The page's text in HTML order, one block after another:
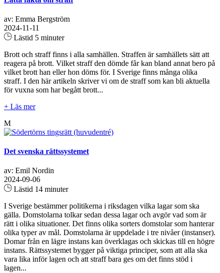
av: Emma Bergström
2024-11-11
Lästid 5 minuter
Brott och straff finns i alla samhällen. Straffen är samhällets sätt att
reagera på brott. Vilket straff den dömde får kan bland annat bero på
vilket brott han eller hon döms för. I Sverige finns många olika
straff. I den här artikeln skriver vi om de straff som kan bli aktuella
för vuxna som har begått brott...
+ Läs mer
M
Det svenska rättssystemet
av: Emil Nordin
2024-09-06
Lästid 14 minuter
I Sverige bestämmer politikerna i riksdagen vilka lagar som ska
gälla. Domstolarna tolkar sedan dessa lagar och avgör vad som är
rätt i olika situationer. Det finns olika sorters domstolar som hanterar
olika typer av mål. Domstolarna är uppdelade i tre nivåer (instanser).
Domar från en lägre instans kan överklagas och skickas till en högre
instans. Rättssystemet bygger på viktiga principer, som att alla ska
vara lika inför lagen och att straff bara ges om det finns stöd i
lagen...